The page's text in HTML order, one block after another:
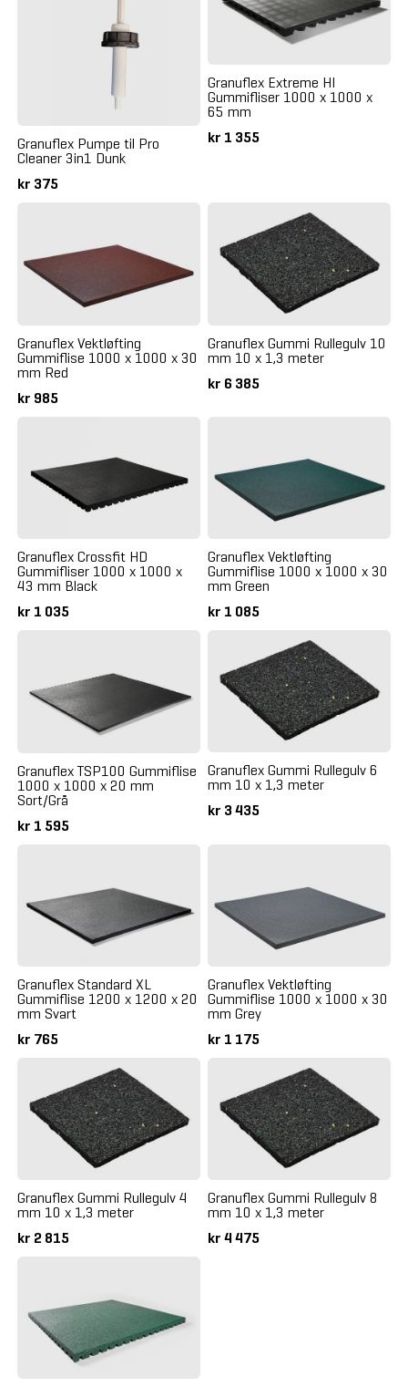
Granuflex Pumpe til Pro
Cleaner 3in1 Dunk
kr 375
Granuflex Extreme HI
Gummifliser 1000 x 1000 x
65 mm
kr 1 355
Granuflex Vektløfting
Gummiflise 1000 x 1000 x 30
mm Red
kr 985
Granuflex Gummi Rullegulv 10
mm 10 x 1,3 meter
kr 6 385
Granuflex Crossfit HD
Gummifliser 1000 x 1000 x
43 mm Black
kr 1 035
Granuflex Vektløfting
Gummiflise 1000 x 1000 x 30
mm Green
kr 1 085
Granuflex TSP100 Gummiflise
1000 x 1000 x 20 mm
Sort/Grå
kr 1 595
Granuflex Gummi Rullegulv 6
mm 10 x 1,3 meter
kr 3 435
Granuflex Standard XL
Gummiflise 1200 x 1200 x 20
mm Svart
kr 765
Granuflex Vektløfting
Gummiflise 1000 x 1000 x 30
mm Grey
kr 1 175
Granuflex Gummi Rullegulv 4
mm 10 x 1,3 meter
kr 2 815
Granuflex Gummi Rullegulv 8
mm 10 x 1,3 meter
kr 4 475